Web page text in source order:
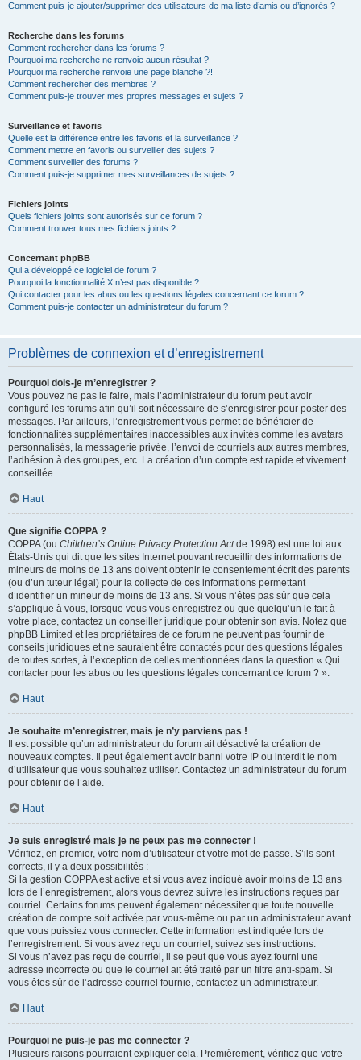
Comment puis-je ajouter/supprimer des utilisateurs de ma liste d’amis ou d’ignorés ?
Recherche dans les forums
Comment rechercher dans les forums ?
Pourquoi ma recherche ne renvoie aucun résultat ?
Pourquoi ma recherche renvoie une page blanche ?!
Comment rechercher des membres ?
Comment puis-je trouver mes propres messages et sujets ?
Surveillance et favoris
Quelle est la différence entre les favoris et la surveillance ?
Comment mettre en favoris ou surveiller des sujets ?
Comment surveiller des forums ?
Comment puis-je supprimer mes surveillances de sujets ?
Fichiers joints
Quels fichiers joints sont autorisés sur ce forum ?
Comment trouver tous mes fichiers joints ?
Concernant phpBB
Qui a développé ce logiciel de forum ?
Pourquoi la fonctionnalité X n’est pas disponible ?
Qui contacter pour les abus ou les questions légales concernant ce forum ?
Comment puis-je contacter un administrateur du forum ?
Problèmes de connexion et d’enregistrement
Pourquoi dois-je m’enregistrer ?
Vous pouvez ne pas le faire, mais l’administrateur du forum peut avoir
configuré les forums afin qu’il soit nécessaire de s’enregistrer pour poster des
messages. Par ailleurs, l’enregistrement vous permet de bénéficier de
fonctionnalités supplémentaires inaccessibles aux invités comme les avatars
personnalisés, la messagerie privée, l’envoi de courriels aux autres membres,
l’adhésion à des groupes, etc. La création d’un compte est rapide et vivement
conseillée.
Haut
Que signifie COPPA ?
COPPA (ou Children’s Online Privacy Protection Actde 1998) est une loi aux
États-Unis qui dit que les sites Internet pouvant recueillir des informations de
mineurs de moins de 13 ans doivent obtenir le consentement écrit des parents
(ou d’un tuteur légal) pour la collecte de ces informations permettant
d’identifier un mineur de moins de 13 ans. Si vous n’êtes pas sûr que cela
s’applique à vous, lorsque vous vous enregistrez ou que quelqu’un le fait à
votre place, contactez un conseiller juridique pour obtenir son avis. Notez que
phpBB Limited et les propriétaires de ce forum ne peuvent pas fournir de
conseils juridiques et ne sauraient être contactés pour des questions légales
de toutes sortes, à l’exception de celles mentionnées dans la question « Qui
contacter pour les abus ou les questions légales concernant ce forum ? ».
Haut
Je souhaite m’enregistrer, mais je n’y parviens pas !
Il est possible qu’un administrateur du forum ait désactivé la création de
nouveaux comptes. Il peut également avoir banni votre IP ou interdit le nom
d’utilisateur que vous souhaitez utiliser. Contactez un administrateur du forum
pour obtenir de l’aide.
Haut
Je suis enregistré mais je ne peux pas me connecter !
Vérifiez, en premier, votre nom d’utilisateur et votre mot de passe. S’ils sont
corrects, il y a deux possibilités :
Si la gestion COPPA est active et si vous avez indiqué avoir moins de 13 ans
lors de l’enregistrement, alors vous devrez suivre les instructions reçues par
courriel. Certains forums peuvent également nécessiter que toute nouvelle
création de compte soit activée par vous-même ou par un administrateur avant
que vous puissiez vous connecter. Cette information est indiquée lors de
l’enregistrement. Si vous avez reçu un courriel, suivez ses instructions.
Si vous n’avez pas reçu de courriel, il se peut que vous ayez fourni une
adresse incorrecte ou que le courriel ait été traité par un filtre anti-spam. Si
vous êtes sûr de l’adresse courriel fournie, contactez un administrateur.
Haut
Pourquoi ne puis-je pas me connecter ?
Plusieurs raisons pourraient expliquer cela. Premièrement, vérifiez que votre